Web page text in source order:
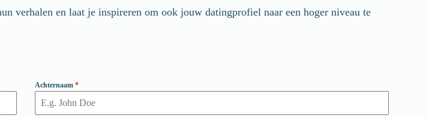
verhalen en laat je inspireren om ook jouw datingprofiel naar een hoger niveau te
Achternaam *